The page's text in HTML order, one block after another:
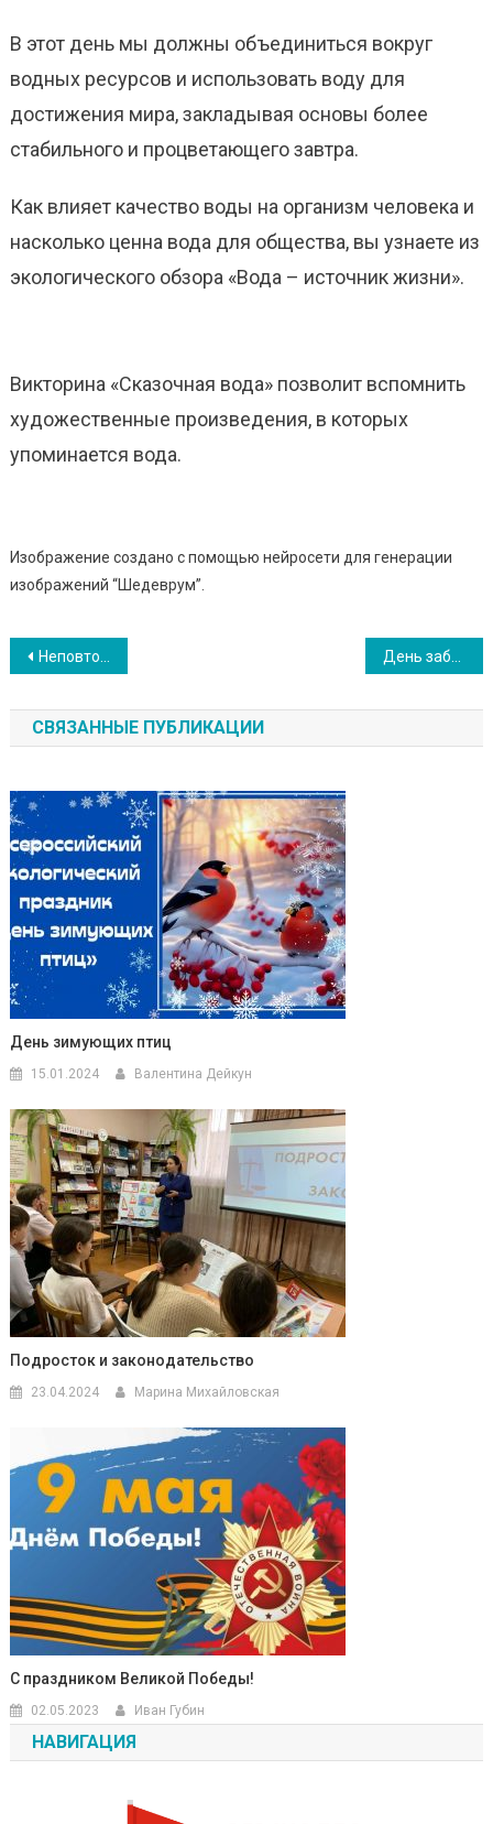
В этот день мы должны объединиться вокруг
водных ресурсов и использовать воду для
достижения мира, закладывая основы более
стабильного и процветающего завтра.
Как влияет качество воды на организм человека и
насколько ценна вода для общества, вы узнаете из
экологического обзора «Вода – источник жизни».
Викторина «Сказочная вода» позволит вспомнить
художественные произведения, в которых
упоминается вода.
Изображение создано с помощью нейросети для генерации
изображений “Шедеврум”.
Навигация
по
записям
Неповторимый мир поэта День заботы о памятниках истории и культуры
СВЯЗАННЫЕ ПУБЛИКАЦИИ
День зимующих птиц
15.01.2024 Валентина Дейкун
Подросток и законодательство
23.04.2024 Марина Михайловская
С праздником Великой Победы!
02.05.2023 Иван Губин
НАВИГАЦИЯ